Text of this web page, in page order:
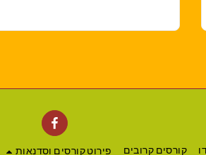
קורסים קרובים פירוט קורסים וסדנאות